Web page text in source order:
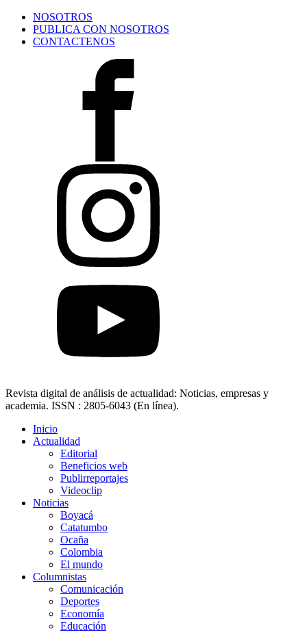
NOSOTROS
PUBLICA CON NOSOTROS
CONTACTENOS
Revista digital de análisis de actualidad: Noticias, empresas y
academia. ISSN : 2805-6043 (En línea).
Inicio
Actualidad
Editorial
Beneficios web
Publirreportajes
Videoclip
Noticias
Boyacá
Catatumbo
Ocaña
Colombia
El mundo
Columnistas
Comunicación
Deportes
Economía
Educación